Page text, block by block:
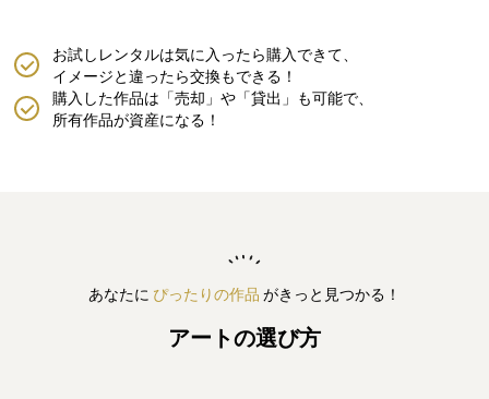
購入した作品は「売却」や「貸出」も可能で、
所有作品が資産になる！
お試しレンタルは気に入ったら購入できて、
イメージと違ったら交換もできる！
あなたに ぴったりの作品 がきっと見つかる！
アートの選び方